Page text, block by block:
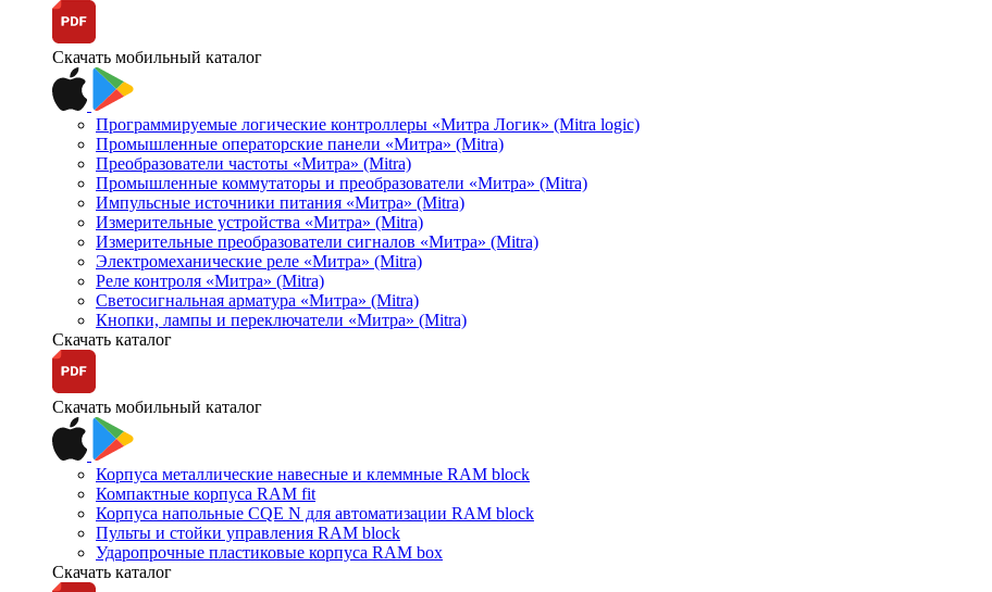
Скачать мобильный каталог
Программируемые логические контроллеры «Митра Логик» (Mitra logic)
Промышленные операторские панели «Митра» (Mitra)
Преобразователи частоты «Митра» (Mitra)
Промышленные коммутаторы и преобразователи «Митра» (Mitra)
Импульсные источники питания «Митра» (Mitra)
Измерительные устройства «Митра» (Mitra)
Измерительные преобразователи сигналов «Митра» (Mitra)
Электромеханические реле «Митра» (Mitra)
Реле контроля «Митра» (Mitra)
Светосигнальная арматура «Митра» (Mitra)
Кнопки, лампы и переключатели «Митра» (Mitra)
Скачать каталог
Скачать мобильный каталог
Корпуса металлические навесные и клеммные RAM block
Компактные корпуса RAM fit
Корпуса напольные CQE N для автоматизации RAM block
Пульты и стойки управления RAM block
Ударопрочные пластиковые корпуса RAM box
Скачать каталог